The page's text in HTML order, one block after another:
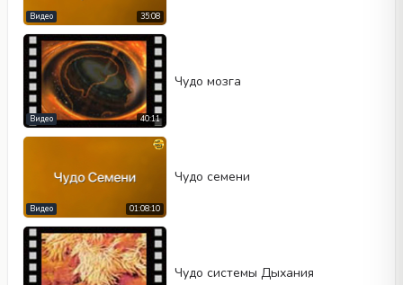
35:08
Видео
40:11
Видео
Чудо мозга
01:08:10
Видео
Чудо семени
Чудо системы Дыхания